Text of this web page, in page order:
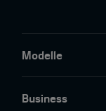
Modelle
Business